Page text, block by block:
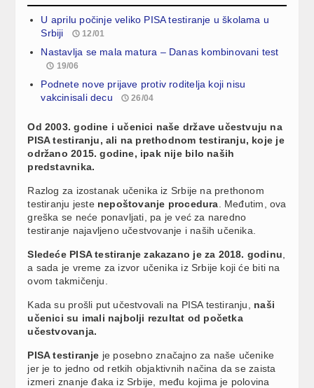
U aprilu počinje veliko PISA testiranje u školama u
Srbiji
12/01
Nastavlja se mala matura – Danas kombinovani test
19/06
Podnete nove prijave protiv roditelja koji nisu
vakcinisali decu
26/04
Od 2003. godine i učenici naše države učestvuju na
PISA testiranju, ali na prethodnom testiranju, koje je
održano 2015. godine, ipak nije bilo naših
predstavnika.
Razlog za izostanak učenika iz Srbije na prethonom
testiranju jestenepoštovanje procedura . Međutim, ova
greška se neće ponavljati, pa je već za naredno
testiranje najavljeno učestvovanje i naših učenika.
Sledeće PISA testiranje zakazano je za 2018. godinu
a sada je vreme za izvor učenika iz Srbije koji će biti na
ovom takmičenju.
Kada su prošli put učestvovali na PISA testiranju, naši
učenici su imali najbolji rezultat od početka
učestvovanja.
PISA testiranje je posebno značajno za naše učenike
jer je to jedno od retkih objaktivnih načina da se zaista
izmeri znanje đaka iz Srbije, među kojima je polovina